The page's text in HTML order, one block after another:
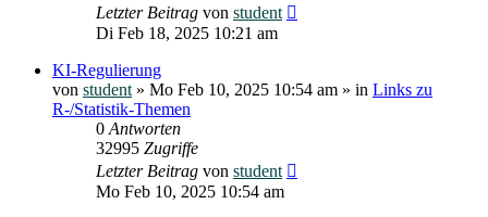
Letzter Beitrag von student
Di Feb 18, 2025 10:21 am
KI-Regulierung
von student » Mo Feb 10, 2025 10:54 am » in Links zu
R-/Statistik-Themen
0 Antworten
32995 Zugriffe
Letzter Beitrag von student
Mo Feb 10, 2025 10:54 am